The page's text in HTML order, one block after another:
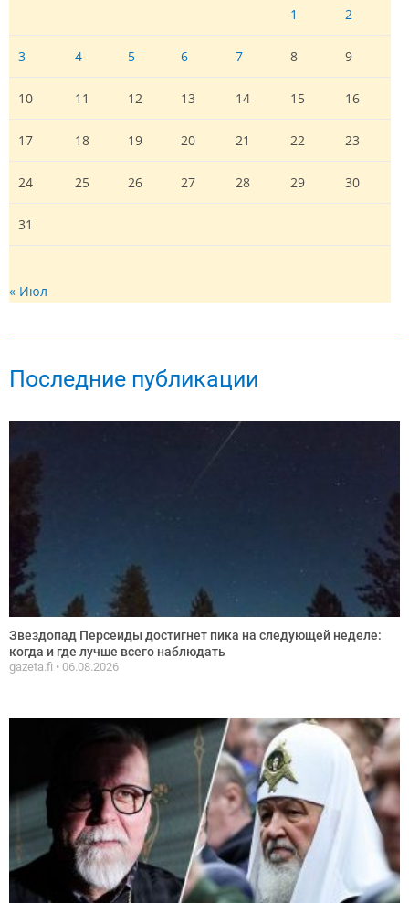
1 2
3 4 5 6 7 8 9
10 11 12 13 14 15 16
17 18 19 20 21 22 23
24 25 26 27 28 29 30
31
« Июл
Последние публикации
Звездопад Персеиды достигнет пика на следующей неделе:
когда и где лучше всего наблюдать
gazeta.fi 06.08.2026